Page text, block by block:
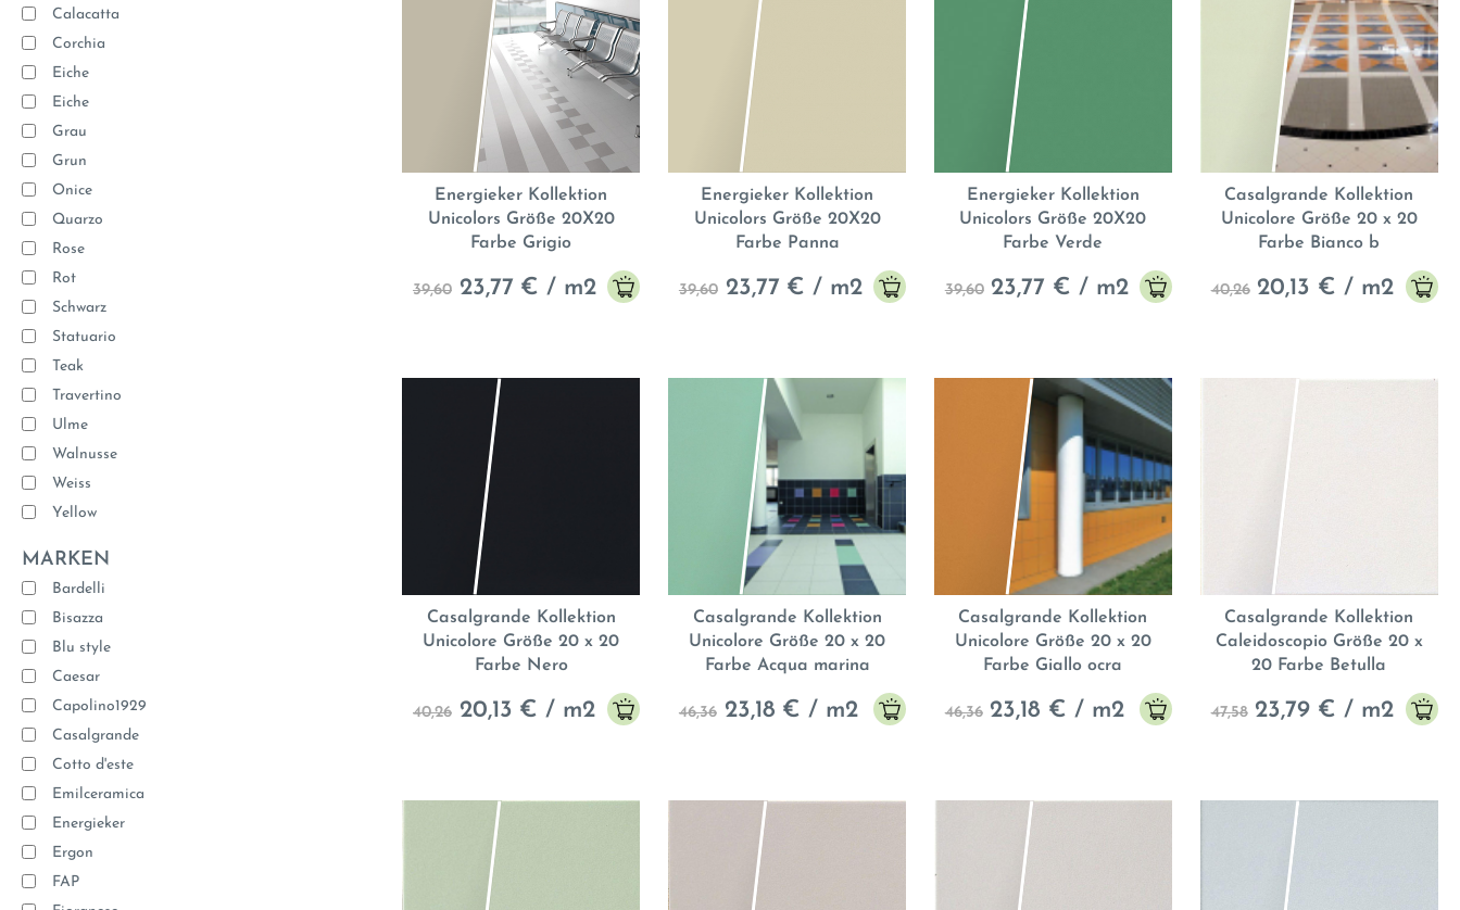
Calacatta
Corchia
Eiche
Eiche
Grau
Grun
Onice
Quarzo
Rose
Rot
Schwarz
Statuario
Teak
Travertino
Ulme
Walnusse
Weiss
Yellow
MARKEN
Bardelli
Bisazza
Blu style
Caesar
Capolino1929
Casalgrande
Cotto d'este
Emilceramica
Energieker
Ergon
FAP
Energieker Kollektion
Unicolors Größe 20X20
Farbe Grigio
39,60 23,77 € / m2
Energieker Kollektion
Unicolors Größe 20X20
Farbe Panna
39,60 23,77 € / m2
Energieker Kollektion
Unicolors Größe 20X20
Farbe Verde
39,60 23,77 € / m2
Casalgrande Kollektion
Unicolore Größe 20 x 20
Farbe Bianco b
40,26 20,13 € / m2
Casalgrande Kollektion
Unicolore Größe 20 x 20
Farbe Nero
40,26 20,13 € / m2
Casalgrande Kollektion
Unicolore Größe 20 x 20
Farbe Acqua marina
46,36 23,18 € / m2
Casalgrande Kollektion
Unicolore Größe 20 x 20
Farbe Giallo ocra
46,36 23,18 € / m2
Casalgrande Kollektion
Caleidoscopio Größe 20 x
20 Farbe Betulla
47,58 23,79 € / m2